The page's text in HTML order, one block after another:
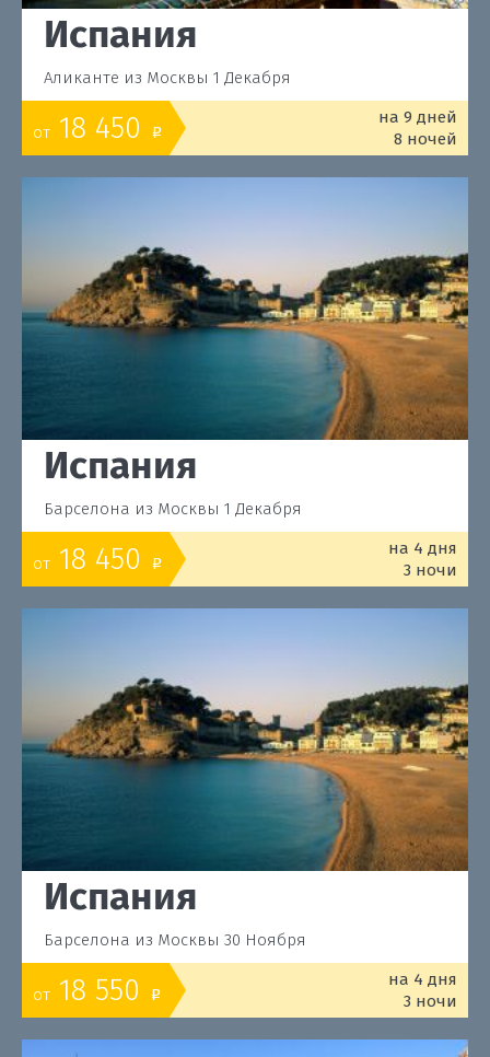
Испания
Аликанте из Москвы 1 Декабря
от 18 450 o
на 9 дней
8 ночей
Испания
Барселона из Москвы 1 Декабря
от 18 450 o
на 4 дня
3 ночи
Испания
Барселона из Москвы 30 Ноября
от 18 550 o
на 4 дня
3 ночи